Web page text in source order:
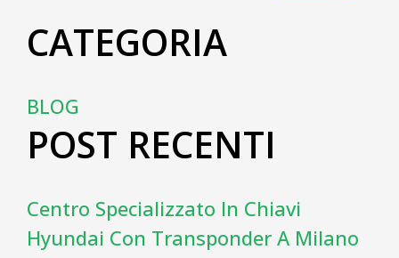
CATEGORIA
BLOG
POST RECENTI
Centro Specializzato In Chiavi
Hyundai Con Transponder A Milano